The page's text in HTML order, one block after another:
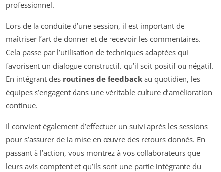
professionnel.
Lors de la conduite d’une session, il est important de
maîtriser l’art de donner et de recevoir les commentaires.
Cela passe par l’utilisation de techniques adaptées qui
favorisent un dialogue constructif, qu’il soit positif ou négatif.
En intégrant des routines de feedback au quotidien, les
équipes s’engagent dans une véritable culture d’amélioration
continue.
Il convient également d’effectuer un suivi après les sessions
pour s’assurer de la mise en œuvre des retours donnés. En
passant à l’action, vous montrez à vos collaborateurs que
leurs avis comptent et qu’ils sont une partie intégrante du